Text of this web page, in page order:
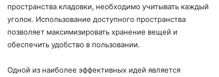
пространства кладовки, необходимо учитывать каждый
уголок. Использование доступного пространства
позволяет максимизировать хранение вещей и
обеспечить удобство в пользовании.
Одной из наиболее эффективных идей является